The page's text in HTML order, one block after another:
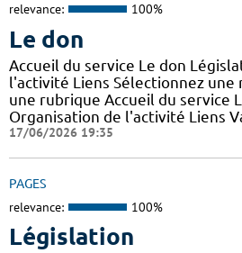
relevance: 100%
Le don
Accueil du service Le don
l'activité Liens Sélectionnez une
une rubrique Accueil du service
Organisation de l'activité Liens
17/06/2026 19:35
PAGES
relevance: 100%
Législation